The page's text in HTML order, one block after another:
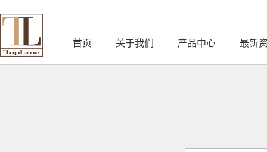
首页 关于我们 产品中心 最新